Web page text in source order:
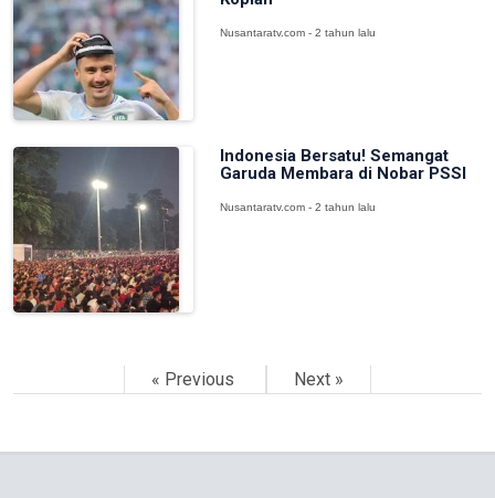
Nusantaratv.com - 2 tahun lalu
Indonesia Bersatu! Semangat
Garuda Membara di Nobar PSSI
Nusantaratv.com - 2 tahun lalu
« Previous Next »